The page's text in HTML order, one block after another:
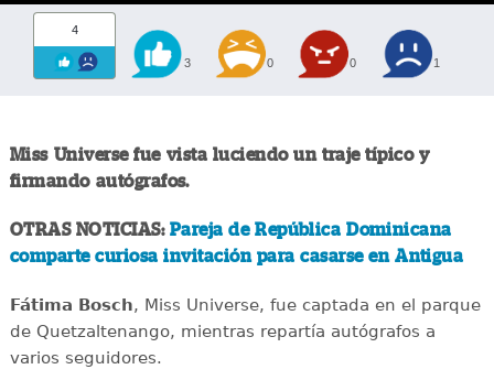
4
3 0 0 1
Miss Universe fue vista luciendo un traje típico y
firmando autógrafos.
OTRAS NOTICIAS: Pareja de República Dominicana
comparte curiosa invitación para casarse en Antigua
Fátima Bosch, Miss Universe, fue captada en el parque
de Quetzaltenango, mientras repartía autógrafos a
varios seguidores.